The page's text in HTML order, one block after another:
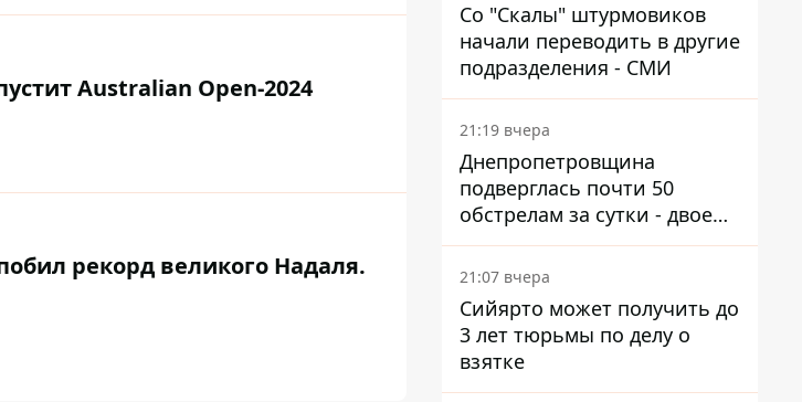
Australian Open-2024
рекорд великого Надаля.
Со "Скалы" штурмовиков
начали переводить в другие
подразделения - СМИ
21:19 вчера
Днепропетровщина
подверглась почти 50
обстрелам за сутки - двое
погибших, шесть
пострадавших
21:07 вчера
Сийярто может получить до
3 лет тюрьмы по делу о
взятке